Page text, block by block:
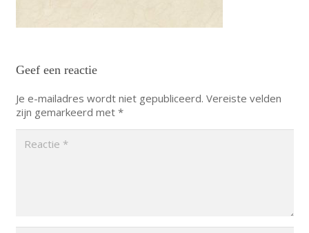
Geef een reactie
Je e-mailadres wordt niet gepubliceerd. Vereiste velden
zijn gemarkeerd met *